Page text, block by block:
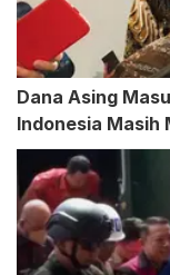
Dana Asing
Indonesia Masih